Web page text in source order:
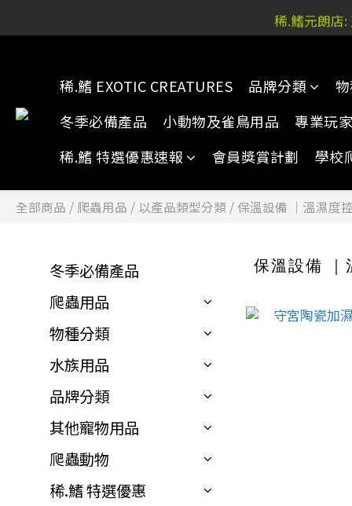
稀.鰭元朗店
稀.鰭元朗店
稀.鰭元朗店:
稀.鰭 EXOTIC CREATURES 品牌分類
冬季必備產品
小動物及雀鳥用品 專業玩
稀.鰭 特選優惠速報
會員獎賞計劃 學校
全部商品 / 爬蟲用品 / 以產品類型分類 / 保溫設備 ｜溫濕度
冬季必備產品
爬蟲用品
物種分類
水族用品
品牌分類
其他寵物用品
爬蟲動物
稀.鰭 特選優惠
保溫設備 ｜